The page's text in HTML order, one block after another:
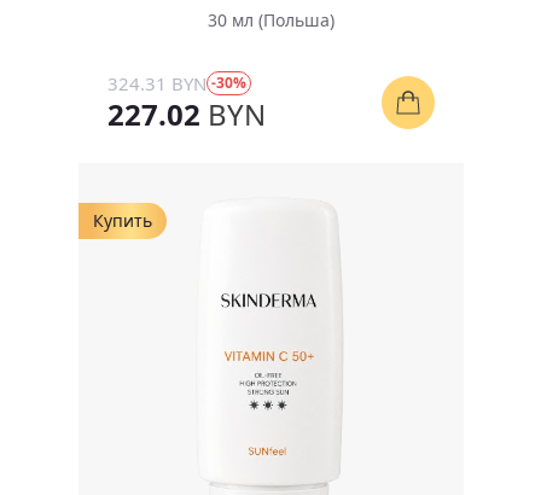
30 мл (Польша)
324.31 BYN -30%
227.02 BYN
Купить